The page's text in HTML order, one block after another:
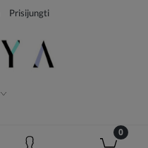
Prisijungti